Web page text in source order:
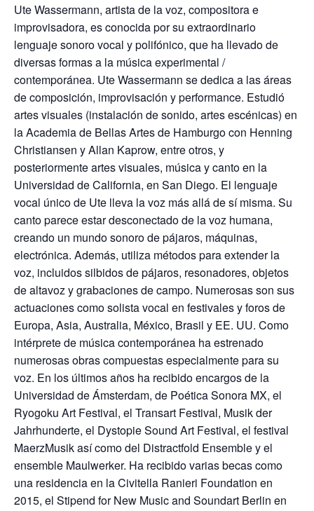
Ute Wassermann, artista de la voz, compositora e
improvisadora, es conocida por su extraordinario
lenguaje sonoro vocal y polifónico, que ha llevado de
diversas formas a la música experimental /
contemporánea. Ute Wassermann se dedica a las áreas
de composición, improvisación y performance. Estudió
artes visuales (instalación de sonido, artes escénicas) en
la Academia de Bellas Artes de Hamburgo con Henning
Christiansen y Allan Kaprow, entre otros, y
posteriormente artes visuales, música y canto en la
Universidad de California, en San Diego. El lenguaje
vocal único de Ute lleva la voz más allá de sí misma. Su
canto parece estar desconectado de la voz humana,
creando un mundo sonoro de pájaros, máquinas,
electrónica. Además, utiliza métodos para extender la
voz, incluidos silbidos de pájaros, resonadores, objetos
de altavoz y grabaciones de campo. Numerosas son sus
actuaciones como solista vocal en festivales y foros de
Europa, Asia, Australia, México, Brasil y EE. UU. Como
intérprete de música contemporánea ha estrenado
numerosas obras compuestas especialmente para su
voz. En los últimos años ha recibido encargos de la
Universidad de Ámsterdam, de Poética Sonora MX, el
Ryogoku Art Festival, el Transart Festival, Musik der
Jahrhunderte, el Dystopie Sound Art Festival, el festival
MaerzMusik así como del Distractfold Ensemble y el
ensemble Maulwerker. Ha recibido varias becas como
una residencia en la Civitella Ranieri Foundation en
2015, el Stipend for New Music and Soundart Berlin en